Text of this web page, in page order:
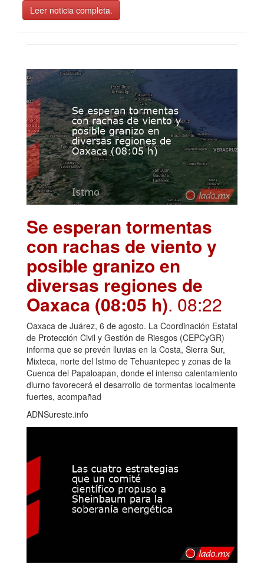
Leer noticia completa.
Se esperan tormentas
con rachas de viento y
posible granizo en
diversas regiones de
Oaxaca (08:05 h). 08:22
Oaxaca de Juárez, 6 de agosto. La Coordinación Estatal
de Protección Civil y Gestión de Riesgos (CEPCyGR)
informa que se prevén lluvias en la Costa, Sierra Sur,
Mixteca, norte del Istmo de Tehuantepec y zonas de la
Cuenca del Papaloapan, donde el intenso calentamiento
diurno favorecerá el desarrollo de tormentas localmente
fuertes, acompañad
ADNSureste.info